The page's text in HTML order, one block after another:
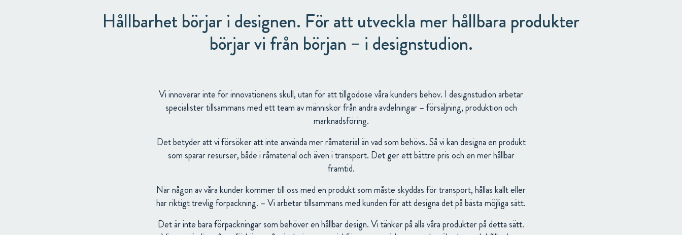
Hållbarhet börjar i designen. För att utveckla mer hållbara produkter
börjar vi från början – i designstudion.
Vi innoverar inte för innovationens skull, utan för att tillgodose våra kunders behov. I designstudion arbetar
specialister tillsammans med ett team av människor från andra avdelningar – försäljning, produktion och
marknadsföring.
Det betyder att vi försöker att inte använda mer råmaterial än vad som behövs. Så vi kan designa en produkt
som sparar resurser, både i råmaterial och även i transport. Det ger ett bättre pris och en mer hållbar
framtid.
När någon av våra kunder kommer till oss med en produkt som måste skyddas för transport, hållas kallt eller
har riktigt trevlig förpackning. – Vi arbetar tillsammans med kunden för att designa det på bästa möjliga sätt.
Det är inte bara förpackningar som behöver en hållbar design. Vi tänker på alla våra produkter på detta sätt.